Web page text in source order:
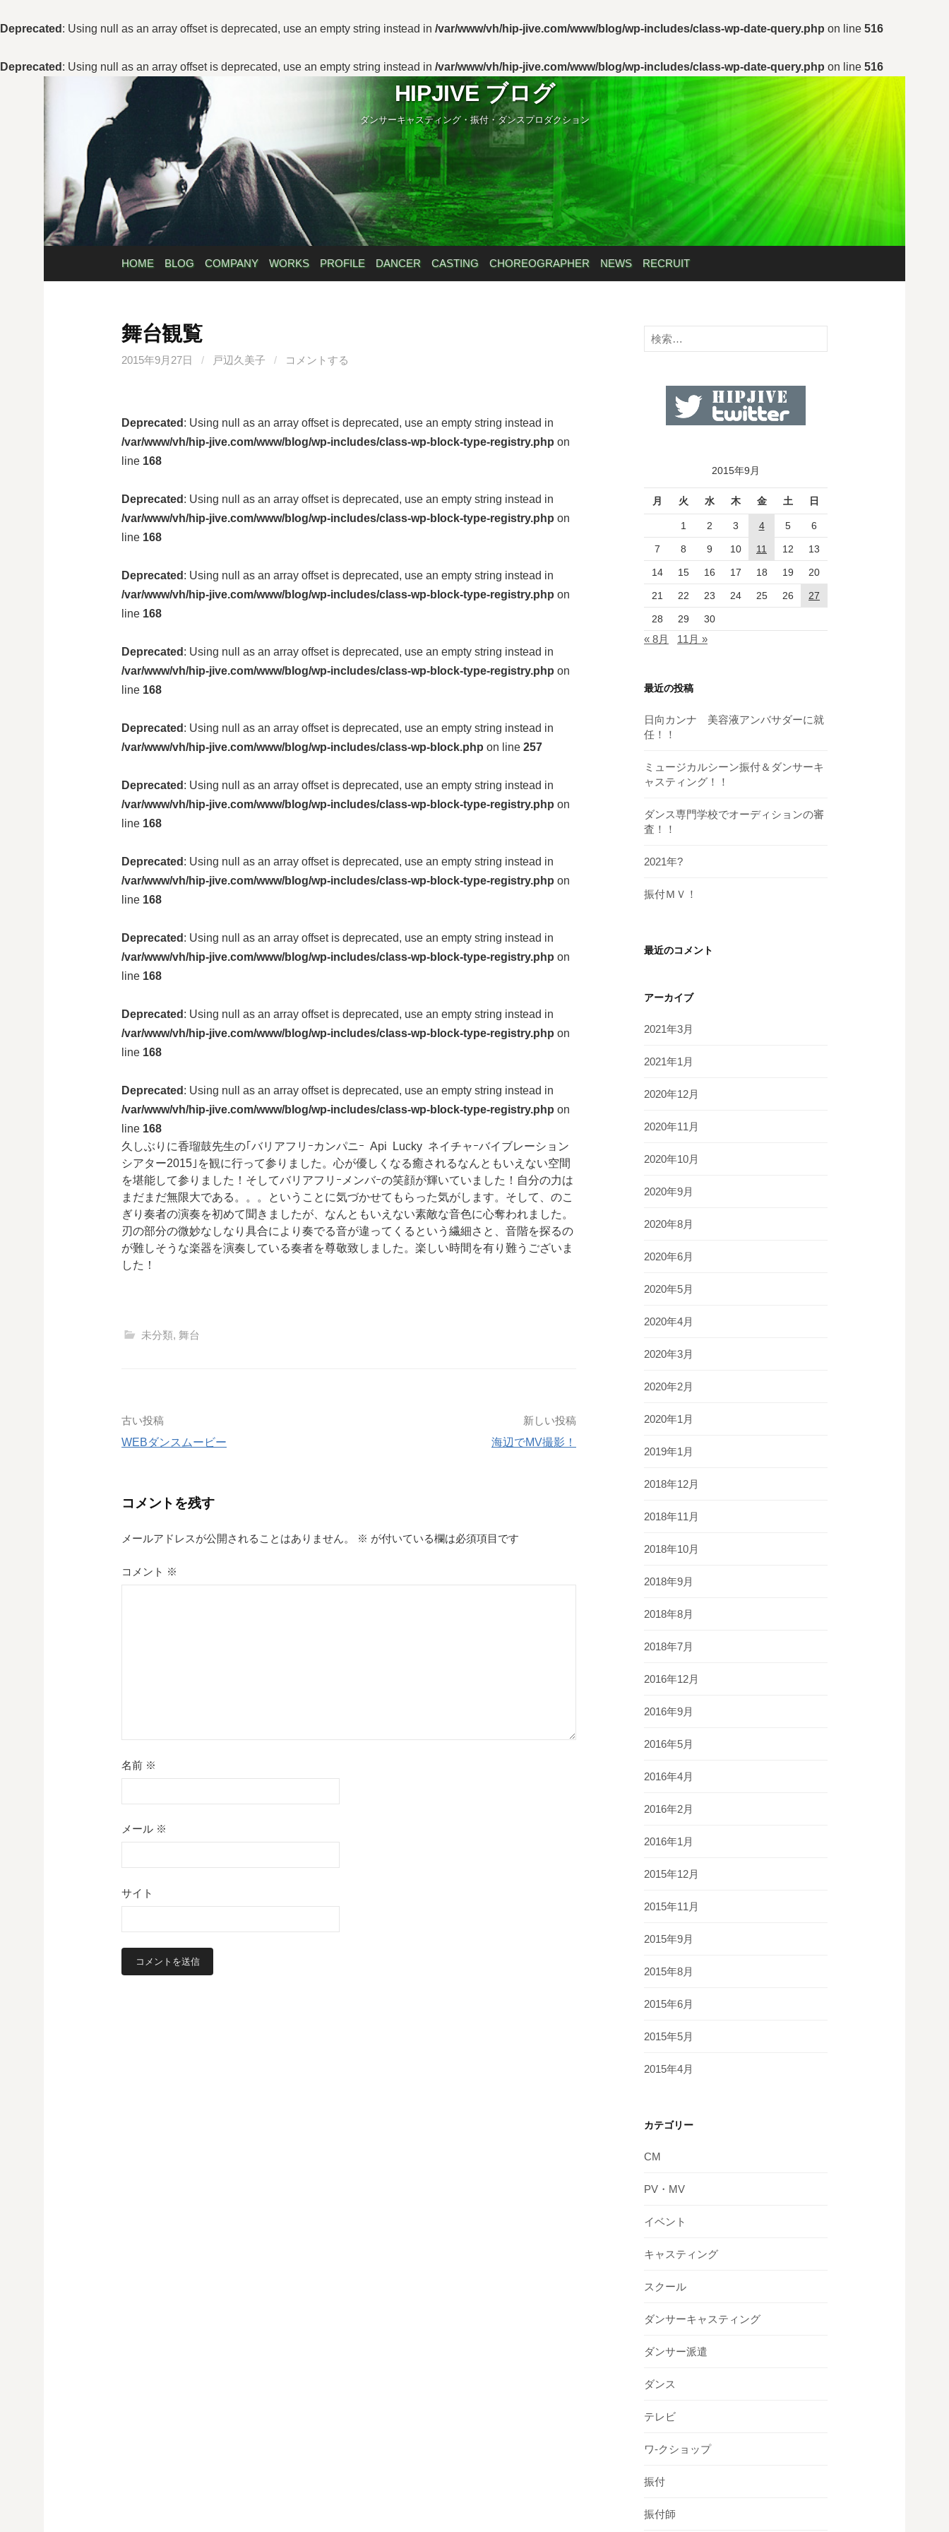
Deprecated : Using null as an array offset is deprecated, use an empty string instead in /var/www/vh/hip-jive.com/www/blog/wp-includes/class-wp-date-query.php on line 516
Deprecated : Using null as an array offset is deprecated, use an empty string instead in /var/www/vh/hip-jive.com/www/blog/wp-includes/class-wp-date-query.php on line 516
テ
ン
ツ
キ
ッ
HIPJIVE ブログ
ダンサーキャスティング・振付・ダンスプロダクション
HOME BLOG COMPANY WORKS PROFILE DANCER CASTING CHOREOGRAPHER NEWS RECRUIT
索:
舞台観覧
2015年9月27日 / 戸辺久美子 / コメントする
Deprecated : Using null as an array offset is deprecated, use an empty string instead in
/var/www/vh/hip-jive.com/www/blog/wp-includes/class-wp-block-type-registry.php on
line 168
Deprecated : Using null as an array offset is deprecated, use an empty string instead in
/var/www/vh/hip-jive.com/www/blog/wp-includes/class-wp-block-type-registry.php on
line 168
Deprecated : Using null as an array offset is deprecated, use an empty string instead in
/var/www/vh/hip-jive.com/www/blog/wp-includes/class-wp-block-type-registry.php on
line 168
Deprecated : Using null as an array offset is deprecated, use an empty string instead in
/var/www/vh/hip-jive.com/www/blog/wp-includes/class-wp-block-type-registry.php on
line 168
Deprecated : Using null as an array offset is deprecated, use an empty string instead in
/var/www/vh/hip-jive.com/www/blog/wp-includes/class-wp-block.php on line 257
Deprecated : Using null as an array offset is deprecated, use an empty string instead in
/var/www/vh/hip-jive.com/www/blog/wp-includes/class-wp-block-type-registry.php on
line 168
Deprecated : Using null as an array offset is deprecated, use an empty string instead in
/var/www/vh/hip-jive.com/www/blog/wp-includes/class-wp-block-type-registry.php on
line 168
Deprecated : Using null as an array offset is deprecated, use an empty string instead in
/var/www/vh/hip-jive.com/www/blog/wp-includes/class-wp-block-type-registry.php on
line 168
Deprecated : Using null as an array offset is deprecated, use an empty string instead in
/var/www/vh/hip-jive.com/www/blog/wp-includes/class-wp-block-type-registry.php on
line 168
Deprecated : Using null as an array offset is deprecated, use an empty string instead in
/var/www/vh/hip-jive.com/www/blog/wp-includes/class-wp-block-type-registry.php on
line 168
久しぶりに香瑠鼓先生の｢バリアフリｰカンパニｰ Api Lucky ネイチャｰバイブレーション
シアター2015｣を観に行って参りました。心が優しくなる癒されるなんともいえない空間
を堪能して参りました！そしてバリアフリｰメンバｰの笑顔が輝いていました！自分の力は
まだまだ無限大である。。。ということに気づかせてもらった気がします。そして、のこ
ぎり奏者の演奏を初めて聞きましたが、なんともいえない素敵な音色に心奪われました。
刃の部分の微妙なしなり具合により奏でる音が違ってくるという繊細さと、音階を探るの
が難しそうな楽器を演奏している奏者を尊敬致しました。楽しい時間を有り難うございま
した！
未分類, 舞台
投
稿
ビ
ゲ
ー
古い投稿
WEBダンスムービー
新しい投稿
海辺でMV撮影！
コメントを残す
メールアドレスが公開されることはありません。 ※ が付いている欄は必須項目です
コメント ※
名前 ※
メール ※
サイト
検
索:
2015年9月
月 火 水 木 金 土 日
1 2 3 4 5 6
7 8 9 10 11 12 13
14 15 16 17 18 19 20
21 22 23 24 25 26 27
28 29 30
« 8月 11月 »
最近の投稿
日向カンナ 美容液アンバサダーに就
任！！
ミュージカルシーン振付＆ダンサーキ
ャスティング！！
ダンス専門学校でオーディションの審
査！！
2021年?
振付ＭＶ！
最近のコメント
アーカイブ
2021年3月
2021年1月
2020年12月
2020年11月
2020年10月
2020年9月
2020年8月
2020年6月
2020年5月
2020年4月
2020年3月
2020年2月
2020年1月
2019年1月
2018年12月
2018年11月
2018年10月
2018年9月
2018年8月
2018年7月
2016年12月
2016年9月
2016年5月
2016年4月
2016年2月
2016年1月
2015年12月
2015年11月
2015年9月
2015年8月
2015年6月
2015年5月
2015年4月
カテゴリー
CM
PV・MV
イベント
キャスティング
スクール
ダンサーキャスティング
ダンサー派遣
ダンス
テレビ
ワ-クショップ
振付
振付師